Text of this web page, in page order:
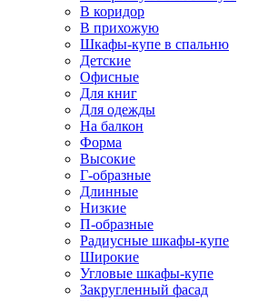
В коридор
В прихожую
Шкафы-купе в спальню
Детские
Офисные
Для книг
Для одежды
На балкон
Форма
Высокие
Г-образные
Длинные
Низкие
П-образные
Радиусные шкафы-купе
Широкие
Угловые шкафы-купе
Закругленный фасад